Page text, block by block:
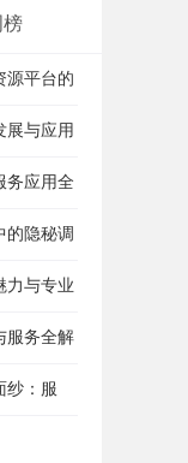
榜
源平台的
展与应用
务应用全
的隐秘调
力与专业
服务全解
纱：服